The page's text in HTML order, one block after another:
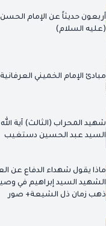
أربعون حديثاً عن الإمام
(عليه السلام)
مبادئ الإمام الخميني العرفانية
شهيد المحراب (الثالث) آية الله
السيد عبد الحسين دستغيب
ماذا يقول شهداء الدفاع عن
الشهيد السيد إبراهيم في
ذهب زمان ذل الشيعة+ صور